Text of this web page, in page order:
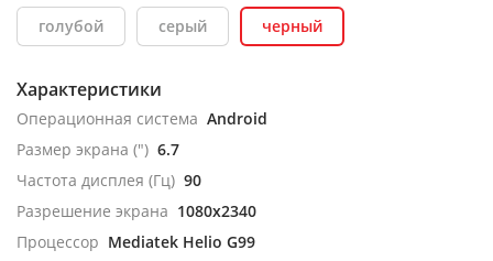
голубой серый черный
Характеристики
Операционная система Android
Размер экрана (") 6.7
Частота дисплея (Гц) 90
Разрешение экрана 1080x2340
Процессор Mediatek Helio G99